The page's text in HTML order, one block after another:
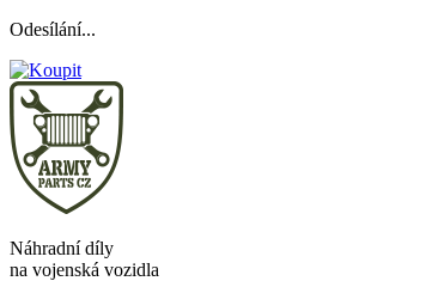
Odesílání...
Náhradní díly
na vojenská vozidla